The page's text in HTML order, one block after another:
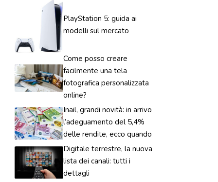
PlayStation 5: guida ai
modelli sul mercato
Come posso creare
facilmente una tela
fotografica personalizzata
online?
Inail, grandi novità: in arrivo
l’adeguamento del 5,4%
delle rendite, ecco quando
Digitale terrestre, la nuova
lista dei canali: tutti i
dettagli